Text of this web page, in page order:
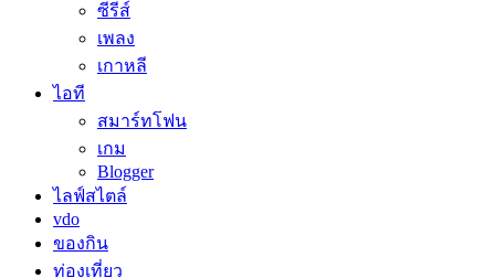
ซีรีส์
เพลง
เกาหลี
ไอที
สมาร์ทโฟน
เกม
Blogger
ไลฟ์สไตล์
vdo
ของกิน
ท่องเที่ยว